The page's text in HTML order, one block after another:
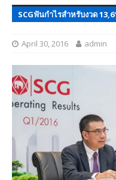
SCGฟันกำไรสำหรับงวด
April 30, 2016 admin